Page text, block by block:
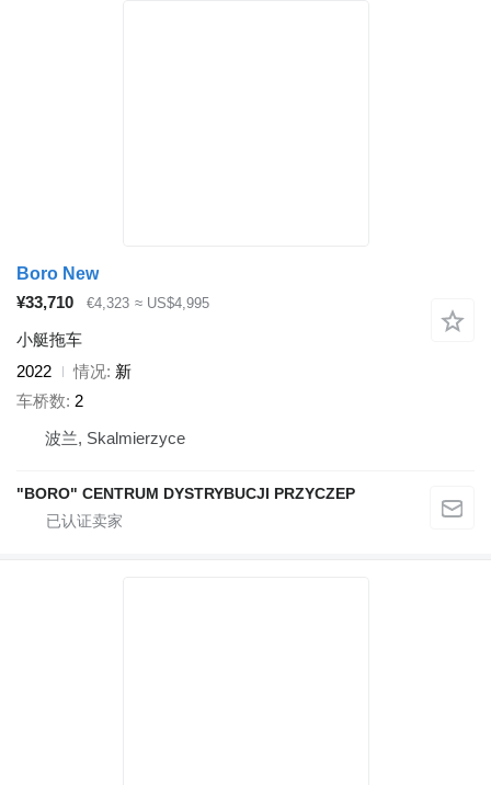
Boro New
¥33,710
€4,323 ≈ US$4,995
小艇拖车
2022
情况 新
车桥数 2
波兰, Skalmierzyce
"BORO" CENTRUM DYSTRYBUCJI PRZYCZEP